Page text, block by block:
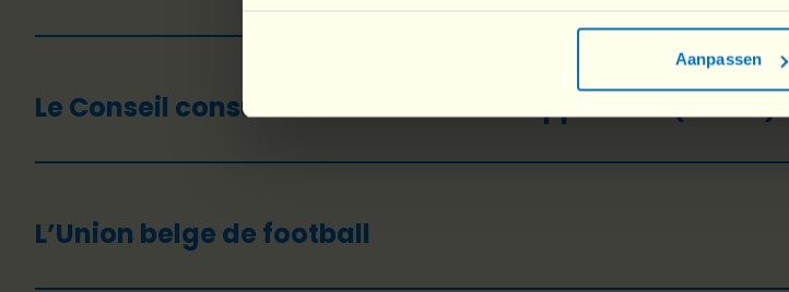
Aanpassen
Le Conseil consultatif Genre et Développement (CCGD)
L’Union belge de football